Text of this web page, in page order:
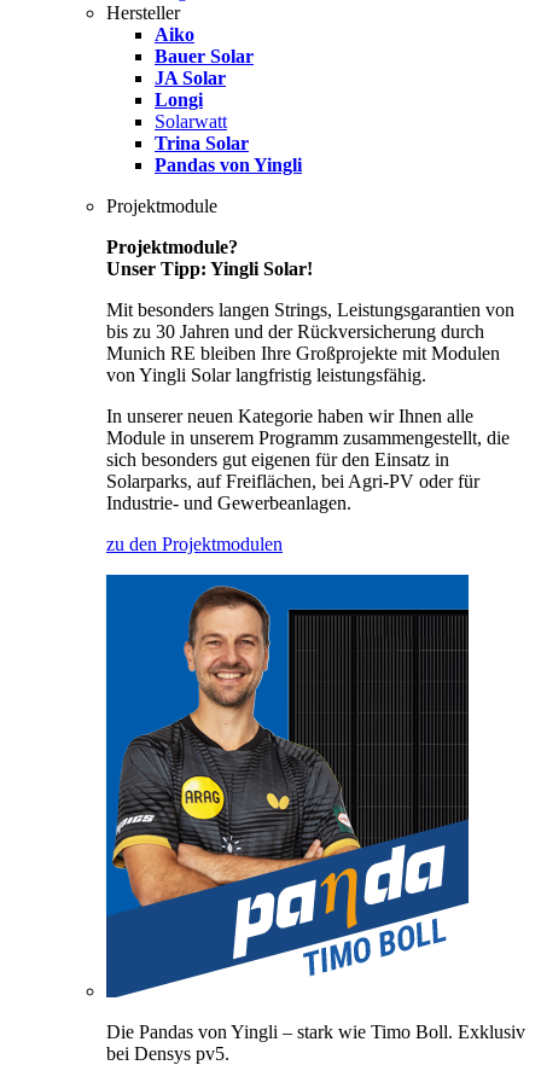
Hersteller
Aiko
Bauer Solar
JA Solar
Longi
Solarwatt
Trina Solar
Pandas von Yingli
Projektmodule
Projektmodule?
Unser Tipp: Yingli Solar!
Mit besonders langen Strings, Leistungsgarantien von
bis zu 30 Jahren und der Rückversicherung durch
Munich RE bleiben Ihre Großprojekte mit Modulen
von Yingli Solar langfristig leistungsfähig.
In unserer neuen Kategorie haben wir Ihnen alle
Module in unserem Programm zusammengestellt, die
sich besonders gut eigenen für den Einsatz in
Solarparks, auf Freiflächen, bei Agri-PV oder für
Industrie- und Gewerbeanlagen.
zu den Projektmodulen
Die Pandas von Yingli – stark wie Timo Boll. Exklusiv
bei Densys pv5.